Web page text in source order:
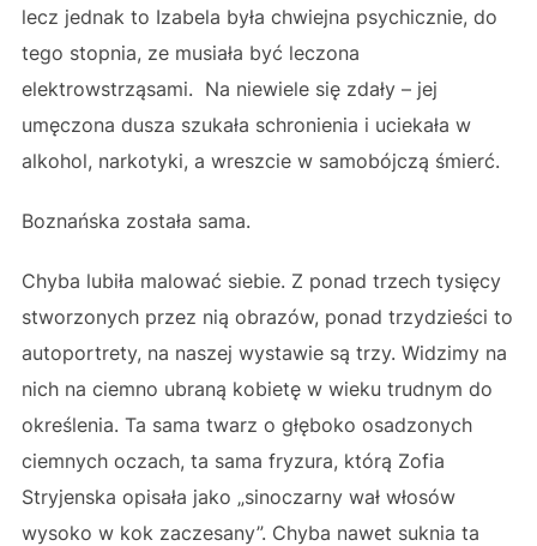
lecz jednak to Izabela była chwiejna psychicznie, do
tego stopnia, ze musiała być leczona
elektrowstrząsami. Na niewiele się zdały – jej
umęczona dusza szukała schronienia i uciekała w
alkohol, narkotyki, a wreszcie w samobójczą śmierć.
Boznańska została sama.
Chyba lubiła malować siebie. Z ponad trzech tysięcy
stworzonych przez nią obrazów, ponad trzydzieści to
autoportrety, na naszej wystawie są trzy. Widzimy na
nich na ciemno ubraną kobietę w wieku trudnym do
określenia. Ta sama twarz o głęboko osadzonych
ciemnych oczach, ta sama fryzura, którą Zofia
Stryjenska opisała jako „sinoczarny wał włosów
wysoko w kok zaczesany”. Chyba nawet suknia ta